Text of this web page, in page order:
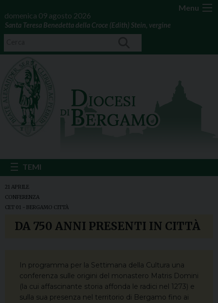
Menu
domenica 09 agosto 2026
Santa Teresa Benedetta della Croce (Edith) Stein, vergine
21 APRILE
CONFERENZA
CET 01 - BERGAMO CITTÀ
DA 750 ANNI PRESENTI IN CITTÀ
In programma per la Settimana della Cultura una
conferenza sulle origini del monastero Matris Domini
(la cui affascinante storia affonda le radici nel 1273) e
sulla sua presenza nel territorio di Bergamo fino ai